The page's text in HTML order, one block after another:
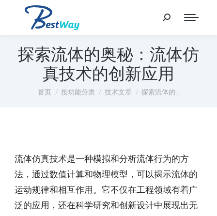
探索流体的奥秘：流体仿
真技术的创新应用
您在这里：
首页 按功能分类 技术文章 探索流体的…
流体仿真技术是一种模拟和分析流体行为的方
法，通过数值计算和物理模型，可以揭示流体的
运动规律和相互作用。它不仅在工程领域有着广
泛的应用，还在科学研究和创新设计中展现出无